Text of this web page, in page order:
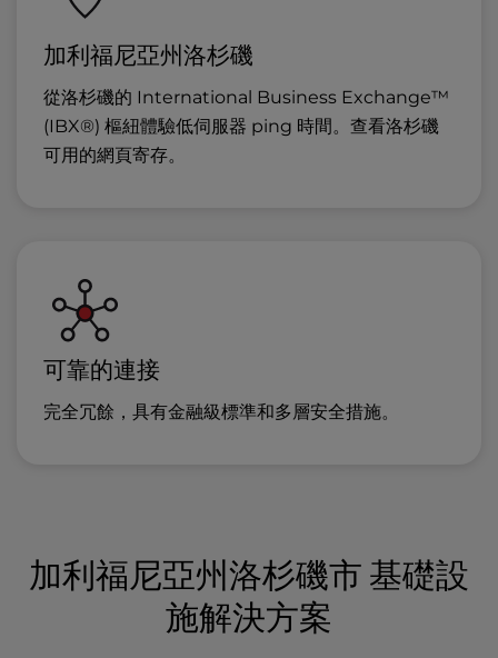
加利福尼亞州洛杉磯
從洛杉磯的 International Business Exchange™
(IBX®) 樞紐體驗低伺服器 ping 時間。查看洛杉磯
可用的網頁寄存。
可靠的連接
完全冗餘，具有金融級標準和多層安全措施。
加利福尼亞州洛杉磯市 基礎設
施解決方案